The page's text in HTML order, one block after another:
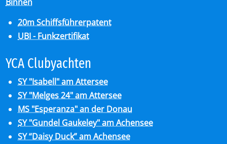
20m Schiffsführerpatent
UBI - Funkzertifikat
YCA Club­y­ach­ten
SY "Isabell" am Attersee
SY "Melges 24" am Attersee
MS "Esperanza" an der Donau
SY "Gundel Gaukeley" am Achensee
SY “Daisy Duck” am Achensee